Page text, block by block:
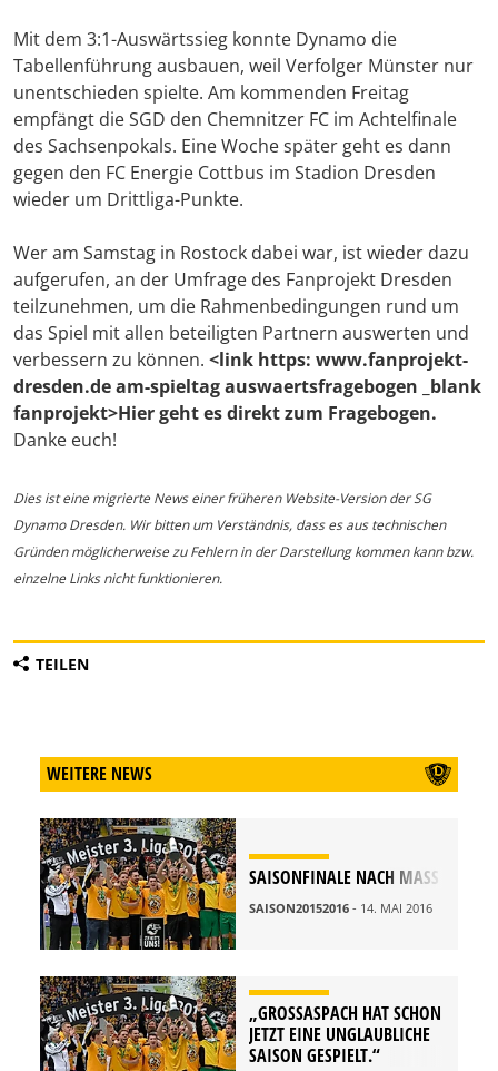
Mit dem 3:1-Auswärtssieg konnte Dynamo die
Tabellenführung ausbauen, weil Verfolger Münster nur
unentschieden spielte. Am kommenden Freitag
empfängt die SGD den Chemnitzer FC im Achtelfinale
des Sachsenpokals. Eine Woche später geht es dann
gegen den FC Energie Cottbus im Stadion Dresden
wieder um Drittliga-Punkte.
Wer am Samstag in Rostock dabei war, ist wieder dazu
aufgerufen, an der Umfrage des Fanprojekt Dresden
teilzunehmen, um die Rahmenbedingungen rund um
das Spiel mit allen beteiligten Partnern auswerten und
verbessern zu können. <link https: www.fanprojekt-
dresden.de am-spieltag auswaertsfragebogen _blank
fanprojekt>Hier geht es direkt zum Fragebogen.
Danke euch!
Dies ist eine migrierte News einer früheren Website-Version der SG
Dynamo Dresden. Wir bitten um Verständnis, dass es aus technischen
Gründen möglicherweise zu Fehlern in der Darstellung kommen kann bzw.
einzelne Links nicht funktionieren.
TEILEN
WEITERE NEWS
SAISONFINALE NACH MASS
SAISON20152016 - 14. MAI 2016
„GROSSASPACH HAT SCHON J
ETZT EINE UNGLAUBLICHE S
AISON GESPIELT.“